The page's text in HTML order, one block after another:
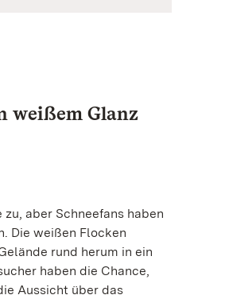
weißem Glanz
aber Schneefans haben
Die weißen Flocken
rund herum in ein
haben die Chance,
Aussicht über das